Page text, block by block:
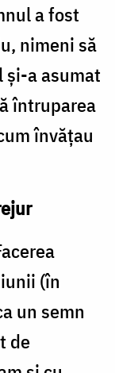
a fost
nimeni să
și-a asumat
întruparea
învățau
(în
un semn
de